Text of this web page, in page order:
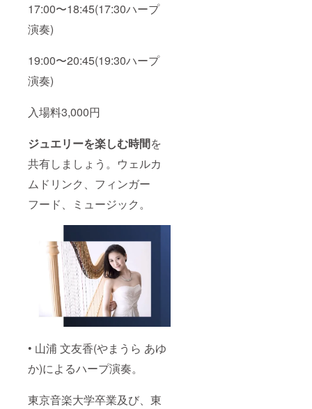
17:00〜18:45(17:30ハープ
演奏)
19:00〜20:45(19:30ハープ
演奏)
入場料3,000円
ジュエリーを楽しむ時間を
共有しましょう。ウェルカ
ムドリンク、フィンガー
フード、ミュージック。
• 山浦 文友香(やまうら あゆ
か)によるハープ演奏。
東京音楽大学卒業及び、東